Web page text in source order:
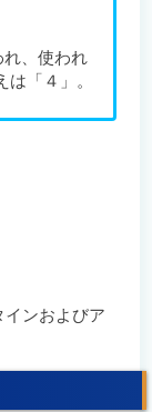
れ、使われ
「４」。
ンおよびア